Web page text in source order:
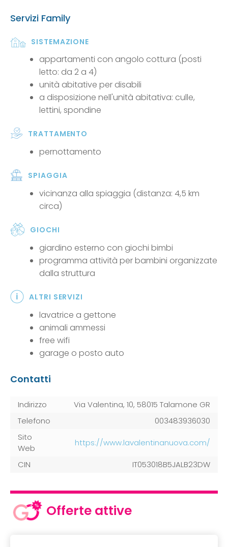
Servizi Family
SISTEMAZIONE
appartamenti con angolo cottura (posti
letto: da 2 a 4)
unità abitative per disabili
a disposizione nell'unità abitativa: culle,
lettini, spondine
TRATTAMENTO
pernottamento
SPIAGGIA
vicinanza alla spiaggia (distanza: 4,5 km
circa)
GIOCHI
giardino esterno con giochi bimbi
programma attività per bambini organizzate
dalla struttura
ALTRI SERVIZI
lavatrice a gettone
animali ammessi
free wifi
garage o posto auto
Contatti
Indirizzo
Via Valentina, 10, 58015 Talamone GR
Telefono
003483936030
Sito
Web
https://www.lavalentinanuova.com/
CIN IT053018B5JALB23DW
Offerte attive